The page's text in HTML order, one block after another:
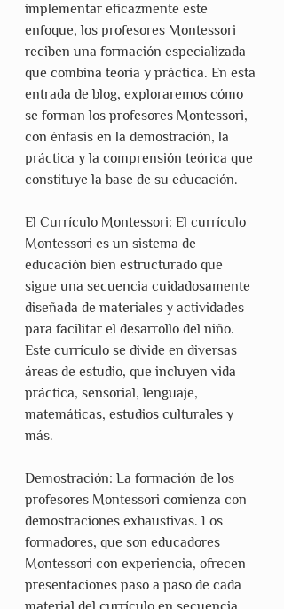
implementar eficazmente este
enfoque, los profesores Montessori
reciben una formación especializada
que combina teoría y práctica. En esta
entrada de blog, exploraremos cómo
se forman los profesores Montessori,
con énfasis en la demostración, la
práctica y la comprensión teórica que
constituye la base de su educación.
El Currículo Montessori: El currículo
Montessori es un sistema de
educación bien estructurado que
sigue una secuencia cuidadosamente
diseñada de materiales y actividades
para facilitar el desarrollo del niño.
Este currículo se divide en diversas
áreas de estudio, que incluyen vida
práctica, sensorial, lenguaje,
matemáticas, estudios culturales y
más.
Demostración: La formación de los
profesores Montessori comienza con
demostraciones exhaustivas. Los
formadores, que son educadores
Montessori con experiencia, ofrecen
presentaciones paso a paso de cada